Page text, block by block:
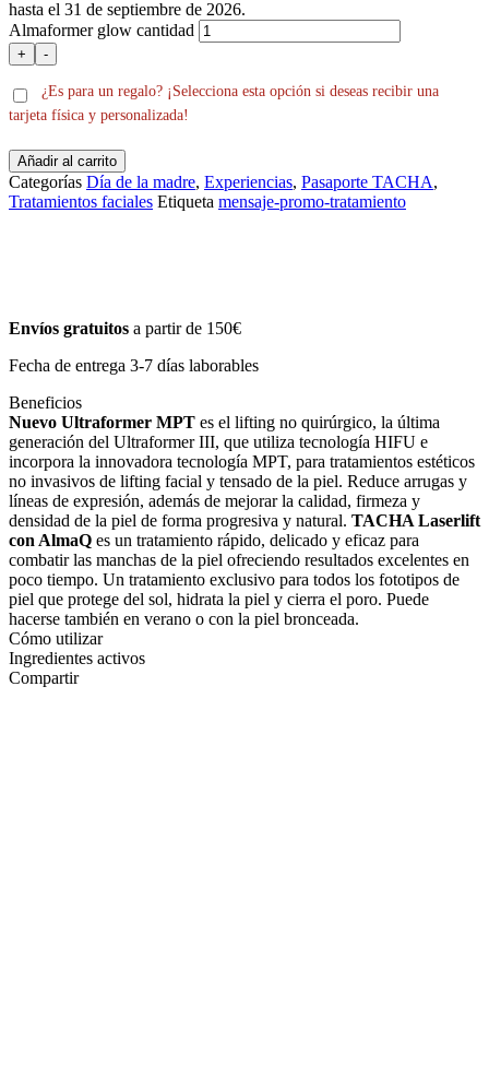
hasta el 31 de septiembre de 2026.
Almaformer glow cantidad
+ -
¿Es para un regalo? ¡Selecciona esta opción si deseas recibir una
tarjeta física y personalizada!
Añadir al carrito
Categorías Día de la madre, Experiencias, Pasaporte TACHA,
Tratamientos faciales Etiqueta mensaje-promo-tratamiento
Envíos gratuitos a partir de 150€
Fecha de entrega 3-7 días laborables
Beneficios
Nuevo Ultraformer MPT es el lifting no quirúrgico, la última
generación del Ultraformer III, que utiliza tecnología HIFU e
incorpora la innovadora tecnología MPT, para tratamientos estéticos
no invasivos de lifting facial y tensado de la piel. Reduce arrugas y
líneas de expresión, además de mejorar la calidad, firmeza y
densidad de la piel de forma progresiva y natural. TACHA Laserlift
con AlmaQ es un tratamiento rápido, delicado y eficaz para
combatir las manchas de la piel ofreciendo resultados excelentes en
poco tiempo. Un tratamiento exclusivo para todos los fototipos de
piel que protege del sol, hidrata la piel y cierra el poro. Puede
hacerse también en verano o con la piel bronceada.
Cómo utilizar
Ingredientes activos
Compartir